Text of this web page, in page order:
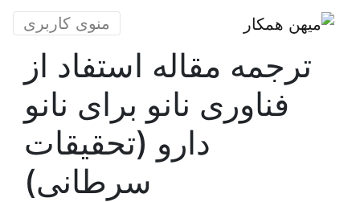
منوی کاربری
ترجمه مقاله استفاد از
فناوری نانو برای نانو
دارو (تحقیقات
سرطانی)